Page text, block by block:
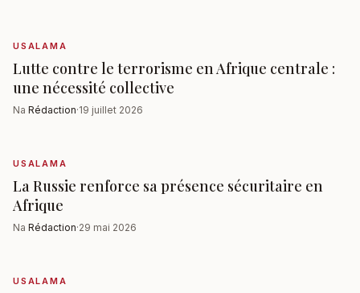
USALAMA
Lutte contre le terrorisme en Afrique centrale :
une nécessité collective
Na Rédaction·19 juillet 2026
USALAMA
La Russie renforce sa présence sécuritaire en
Afrique
Na Rédaction·29 mai 2026
USALAMA